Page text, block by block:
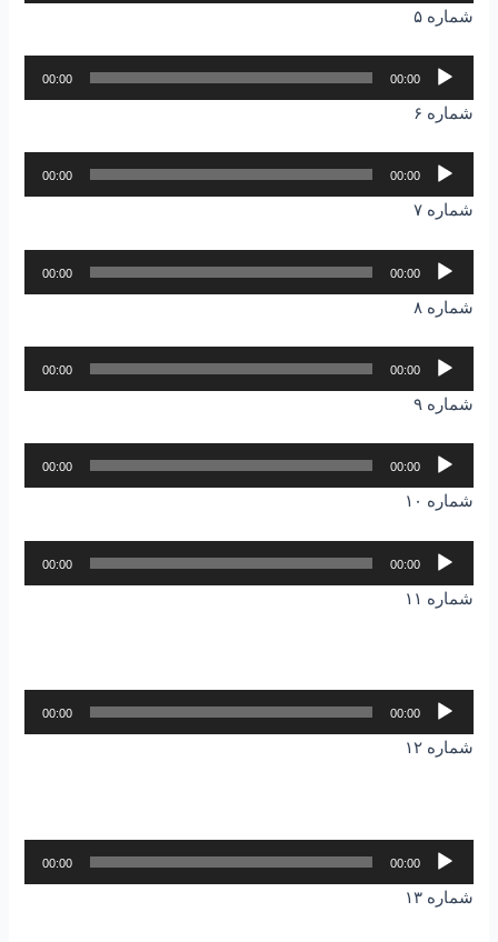
شماره ۵
پخش‌کننده
00:00
00:00
شماره ۶
پخش‌کننده
00:00
00:00
شماره ۷
پخش‌کننده
00:00
00:00
شماره ۸
پخش‌کننده
00:00
00:00
شماره ۹
پخش‌کننده
00:00
00:00
شماره ۱۰
پخش‌کننده
00:00
00:00
شماره ۱۱
پخش‌کننده
00:00
00:00
شماره ۱۲
پخش‌کننده
00:00
00:00
شماره ۱۳